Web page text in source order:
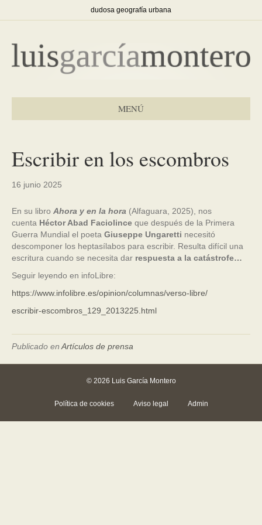
dudosa geografía urbana
MENÚ
Escribir en los escombros
16 junio 2025
En su libro Ahora y en la hora (Alfaguara, 2025), nos
cuenta Héctor Abad Faciolince que después de la Primera
Guerra Mundial el poeta Giuseppe Ungaretti necesitó
descomponer los heptasílabos para escribir. Resulta difícil una
escritura cuando se necesita dar respuesta a la catástrofe…
Seguir leyendo en infoLibre:
https://www.infolibre.es/opinion/columnas/verso-libre/
escribir-escombros_129_2013225.html
Publicado en Artículos de prensa
© 2026 Luis García Montero
Política de cookies Aviso legal Admin